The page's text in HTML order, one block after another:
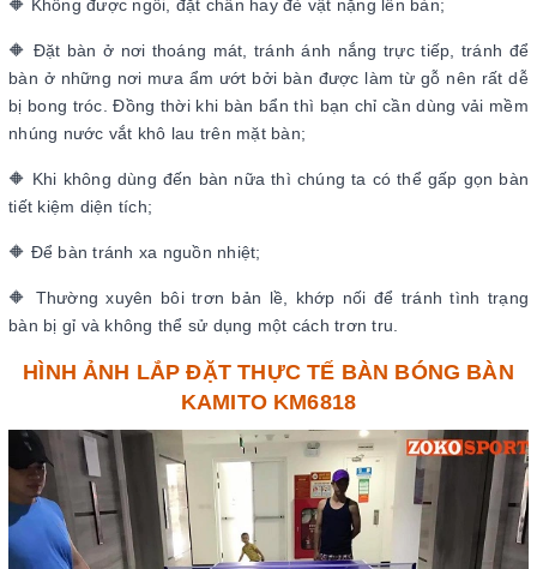
🔶 Không được ngồi, đặt chân hay đè vật nặng lên bàn;
🔶 Đặt bàn ở nơi thoáng mát, tránh ánh nắng trực tiếp, tránh để
bàn ở những nơi mưa ẩm ướt bởi bàn được làm từ gỗ nên rất dễ
bị bong tróc. Đồng thời khi bàn bẩn thì bạn chỉ cần dùng vải mềm
nhúng nước vắt khô lau trên mặt bàn;
🔶 Khi không dùng đến bàn nữa thì chúng ta có thể gấp gọn bàn
tiết kiệm diện tích;
🔶 Để bàn tránh xa nguồn nhiệt;
🔶 Thường xuyên bôi trơn bản lề, khớp nối để tránh tình trạng
bàn bị gỉ và không thể sử dụng một cách trơn tru.
HÌNH ẢNH LẮP ĐẶT THỰC TẾ BÀN BÓNG BÀN
KAMITO KM6818